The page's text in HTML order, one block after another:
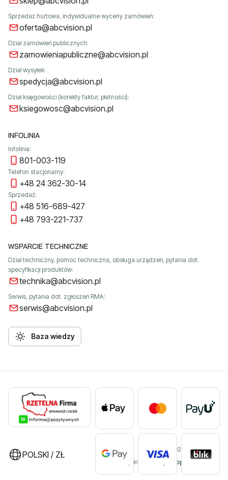
Sprzedaż hurtowa, indywidualne wyceny zamówień:
oferta@abcvision.pl
Dział zamówień publicznych:
zamowieniapubliczne@abcvision.pl
Dział wysyłek:
spedycja@abcvision.pl
Dział księgowości (korekty faktur, płatności):
ksiegowosc@abcvision.pl
INFOLINIA
Infolinia:
801-003-119
Telefon stacjonarny:
+48 24 362-30-14
Sprzedaż:
+48 516-689-427
+48 793-221-737
WSPARCIE TECHNICZNE
Dział techniczny, pomoc techniczna, obsługa urządzeń, pytania dot.
specyfikacji produktów:
technika@abcvision.pl
Serwis, pytania dot. zgłoszeń RMA:
serwis@abcvision.pl
Baza wiedzy
POLSKI / ZŁ
©2026 ABC VISION
Sklep internetowy
Shoper Premium